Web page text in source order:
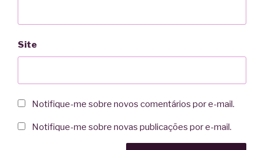
Site
Notifique-me sobre novos comentários por e-mail.
Notifique-me sobre novas publicações por e-mail.